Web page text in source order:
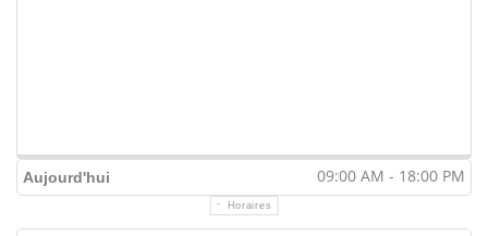
Aujourd'hui 09:00 AM - 18:00 PM
Horaires